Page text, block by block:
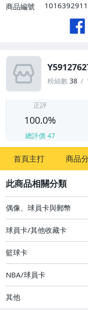
商品編號
粉絲數 38
正評
100.0%
總評價 47
首頁主打 商品
偶像、球員卡與郵幣
偶像、球員卡與郵幣
球員卡/其他收藏卡
籃球卡
NBA/球員卡
其他